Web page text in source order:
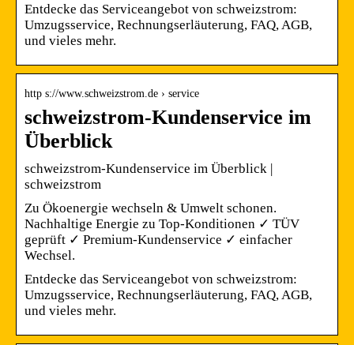
Entdecke das Serviceangebot von schweizstrom:
Umzugsservice, Rechnungserläuterung, FAQ, AGB,
und vieles mehr.
http s://www.schweizstrom.de › service
schweizstrom-Kundenservice im
Überblick
schweizstrom-Kundenservice im Überblick |
schweizstrom
Zu Ökoenergie wechseln & Umwelt schonen.
Nachhaltige Energie zu Top-Konditionen ✓ TÜV
geprüft ✓ Premium-Kundenservice ✓ einfacher
Wechsel.
Entdecke das Serviceangebot von schweizstrom:
Umzugsservice, Rechnungserläuterung, FAQ, AGB,
und vieles mehr.